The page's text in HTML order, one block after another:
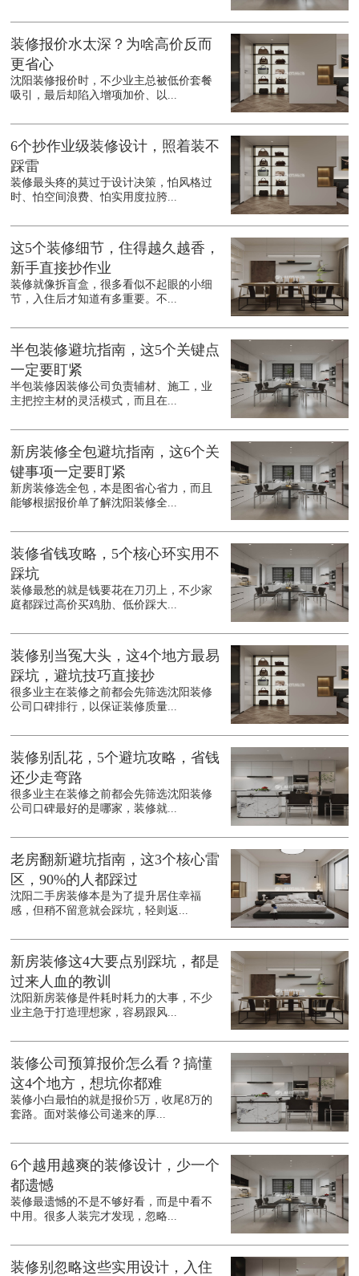
装修报价水太深？为啥高价反而
更省心
沈阳装修报价时，不少业主总被低价套餐
吸引，最后却陷入增项加价、以...
6个抄作业级装修设计，照着装不
踩雷
装修最头疼的莫过于设计决策，怕风格过
时、怕空间浪费、怕实用度拉胯...
这5个装修细节，住得越久越香，
新手直接抄作业
装修就像拆盲盒，很多看似不起眼的小细
节，入住后才知道有多重要。不...
半包装修避坑指南，这5个关键点
一定要盯紧
半包装修因装修公司负责辅材、施工，业
主把控主材的灵活模式，而且在...
新房装修全包避坑指南，这6个关
键事项一定要盯紧
新房装修选全包，本是图省心省力，而且
能够根据报价单了解沈阳装修全...
装修省钱攻略，5个核心环实用不
踩坑
装修最愁的就是钱要花在刀刃上，不少家
庭都踩过高价买鸡肋、低价踩大...
装修别当冤大头，这4个地方最易
踩坑，避坑技巧直接抄
很多业主在装修之前都会先筛选沈阳装修
公司口碑排行，以保证装修质量...
装修别乱花，5个避坑攻略，省钱
还少走弯路
很多业主在装修之前都会先筛选沈阳装修
公司口碑最好的是哪家，装修就...
老房翻新避坑指南，这3个核心雷
区，90%的人都踩过
沈阳二手房装修本是为了提升居住幸福
感，但稍不留意就会踩坑，轻则返...
新房装修这4大要点别踩坑，都是
过来人血的教训
沈阳新房装修是件耗时耗力的大事，不少
业主急于打造理想家，容易跟风...
装修公司预算报价怎么看？搞懂
这4个地方，想坑你都难
装修小白最怕的就是报价5万，收尾8万的
套路。面对装修公司递来的厚...
6个越用越爽的装修设计，少一个
都遗憾
装修最遗憾的不是不够好看，而是中看不
中用。很多人装完才发现，忽略...
装修别忽略这些实用设计，入住